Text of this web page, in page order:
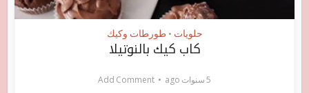
حلويات • طورطات وكيك
كاب كيك بالنوتيلا
5 سنوات ago Add Comment